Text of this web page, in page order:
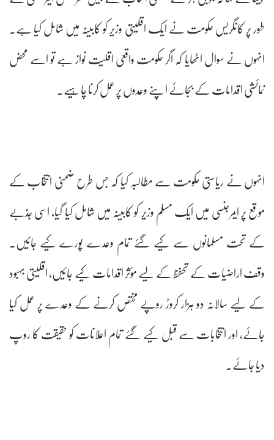
طور پر کانگریس حکومت نے ایک اقلیتی وزیر کو کابینہ میں شامل کیا ہے۔
انہوں نے سوال اٹھایا کہ اگر حکومت واقعی اقلیت نواز ہے تو اسے محض
نمائشی اقدامات کے بجائے اپنے وعدوں پر عمل کرنا چاہیے۔
انہوں نے ریاستی حکومت سے مطالبہ کیا کہ جس طرح ضمنی انتخاب کے
موقع پر ایمرجنسی میں ایک مسلم وزیر کو کابینہ میں شامل کیا گیا، اسی جذبے
کے تحت مسلمانوں سے کیے گئے تمام وعدے پورے کیے جائیں۔
وقف اراضیات کے تحفظ کے لیے مؤثر اقدامات کیے جائیں، اقلیتی بہبود
کے لیے سالانہ دو ہزار کروڑ روپے مختص کرنے کے وعدے پر عمل کیا
جائے، اور انتخابات سے قبل کیے گئے تمام اعلانات کو حقیقت کا روپ
دیا جائے۔